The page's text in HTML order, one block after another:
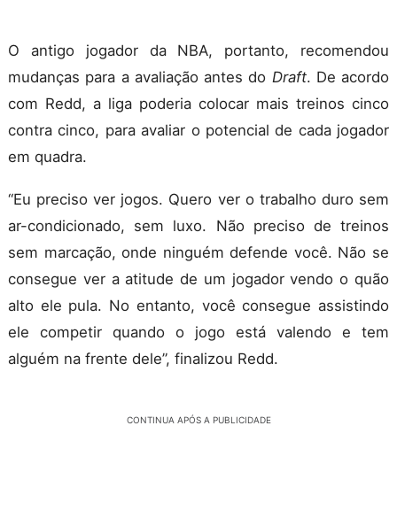
O antigo jogador da NBA, portanto, recomendou
mudanças para a avaliação antes do Draft. De acordo
com Redd, a liga poderia colocar mais treinos cinco
contra cinco, para avaliar o potencial de cada jogador
em quadra.
“Eu preciso ver jogos. Quero ver o trabalho duro sem
ar-condicionado, sem luxo. Não preciso de treinos
sem marcação, onde ninguém defende você. Não se
consegue ver a atitude de um jogador vendo o quão
alto ele pula. No entanto, você consegue assistindo
ele competir quando o jogo está valendo e tem
alguém na frente dele”, finalizou Redd.
CONTINUA APÓS A PUBLICIDADE